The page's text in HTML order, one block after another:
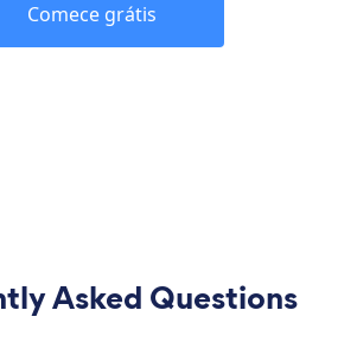
Comece grátis
Asked Questions